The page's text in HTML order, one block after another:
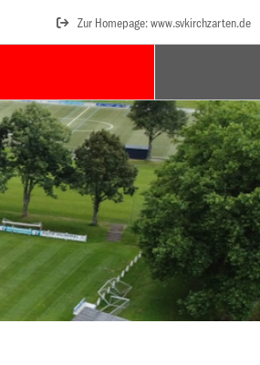
Zur Homepage: www.svkirchzarten.de